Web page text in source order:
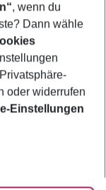
, wenn du
Dann wähle
oder widerrufen
Einstellungen